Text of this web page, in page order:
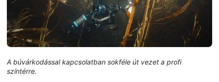
A búvárkodással kapcsolatban sokféle út vezet a profi
színtérre.